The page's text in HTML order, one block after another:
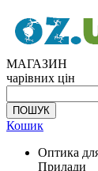
МАГАЗИН
чарівних цін
Кошик
Оптика
Прилади